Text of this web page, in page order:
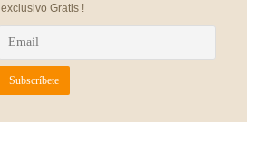
exclusivo Gratis !